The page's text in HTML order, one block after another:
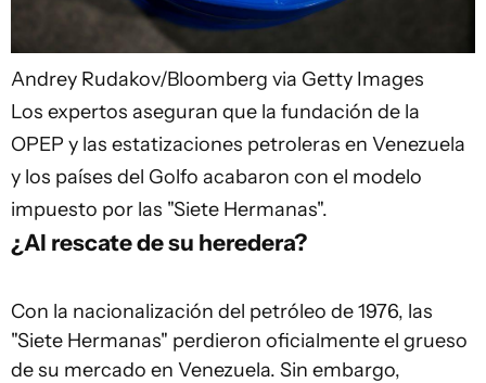
Andrey Rudakov/Bloomberg via Getty Images
Los expertos aseguran que la fundación de la
OPEP y las estatizaciones petroleras en Venezuela
y los países del Golfo acabaron con el modelo
impuesto por las "Siete Hermanas".
¿Al rescate de su heredera?
Con la nacionalización del petróleo de 1976, las
"Siete Hermanas" perdieron oficialmente el grueso
de su mercado en Venezuela. Sin embargo,